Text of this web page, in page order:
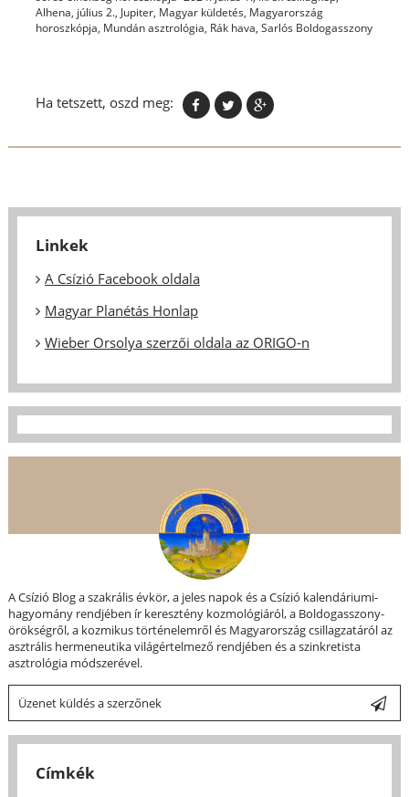
Alhena, július 2., Jupiter, Magyar küldetés, Magyarország
horoszkópja, Mundán asztrológia, Rák hava, Sarlós Boldogasszony
Ha tetszett, oszd meg:
Linkek
A Csízió Facebook oldala
Magyar Planétás Honlap
Wieber Orsolya szerzői oldala az ORIGO-n
A Csízió Blog a szakrális évkör, a jeles napok és a Csízió kalendáriumi-
hagyomány rendjében ír keresztény kozmológiáról, a Boldogasszony-
örökségről, a kozmikus történelemről és Magyarország csillagzatáról az
asztrális hermeneutika világértelmező rendjében és a szinkretista
asztrológia módszerével.
Üzenet küldés a szerzőnek
Címkék